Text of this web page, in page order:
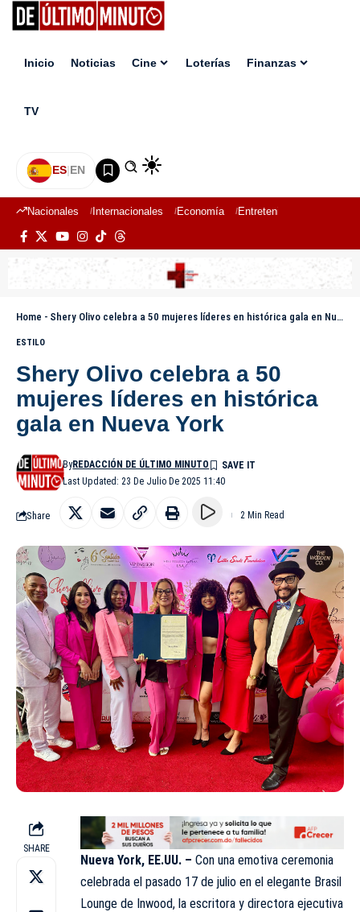
Inicio Noticias Cine Loterías Finanzas
TV
ES|EN
Nacionales Internacionales Economía Entretenimiento
Home - Shery Olivo celebra a 50 mujeres líderes en histórica gala en Nueva York
ESTILO
Shery Olivo celebra a 50
mujeres líderes en histórica
gala en Nueva York
Last Updated: 23 De Julio De 2025 11:40
ByREDACCIÓN DE ÚLTIMO MINUTO
Share 2 Min Read
SHARE
Nueva York, EE.UU. – Con una emotiva ceremonia
celebrada el pasado 17 de julio en el elegante Brasil
Lounge de Inwood, la escritora y directora ejecutiva